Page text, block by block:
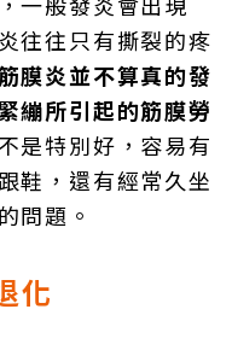
往往只有撕裂的疼
膜炎並不算真的發
繃所引起的筋膜勞
是特別好，容易有
鞋，還有經常久坐
的問題。
化